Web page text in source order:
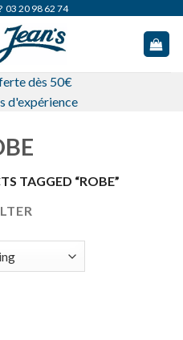
03 20 98 62 74
dès 50€
d'expérience
TAGGED “ROBE”